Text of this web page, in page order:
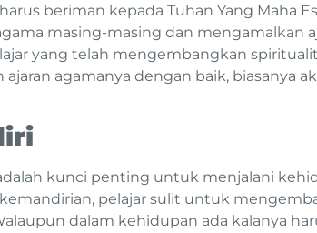
beriman kepada Tuhan Yang Maha
masing-masing dan mengamalkan
yang telah mengembangkan
agamanya dengan baik, biasanya
kunci penting untuk menjalani
pelajar sulit untuk
dalam kehidupan ada kalanya